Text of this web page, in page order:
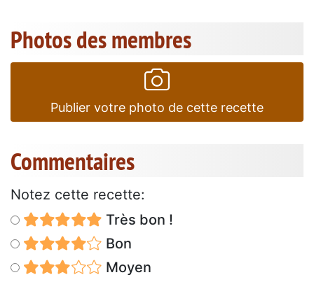
Photos des membres
Publier votre photo de cette recette
Commentaires
Notez cette recette:
Très bon !
Bon
Moyen